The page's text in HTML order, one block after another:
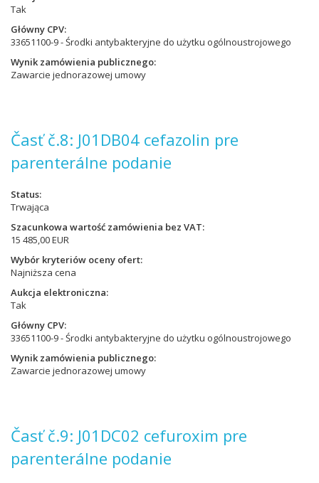
Tak
Główny CPV
33651100-9 - Środki antybakteryjne do użytku ogólnoustrojowego
Wynik zamówienia publicznego
Zawarcie jednorazowej umowy
Časť č.8: J01DB04 cefazolin pre
parenterálne podanie
Status
Trwająca
Szacunkowa wartość zamówienia bez VAT
15 485,00 EUR
Wybór kryteriów oceny ofert
Najniższa cena
Aukcja elektroniczna
Tak
Główny CPV
33651100-9 - Środki antybakteryjne do użytku ogólnoustrojowego
Wynik zamówienia publicznego
Zawarcie jednorazowej umowy
Časť č.9: J01DC02 cefuroxim pre
parenterálne podanie